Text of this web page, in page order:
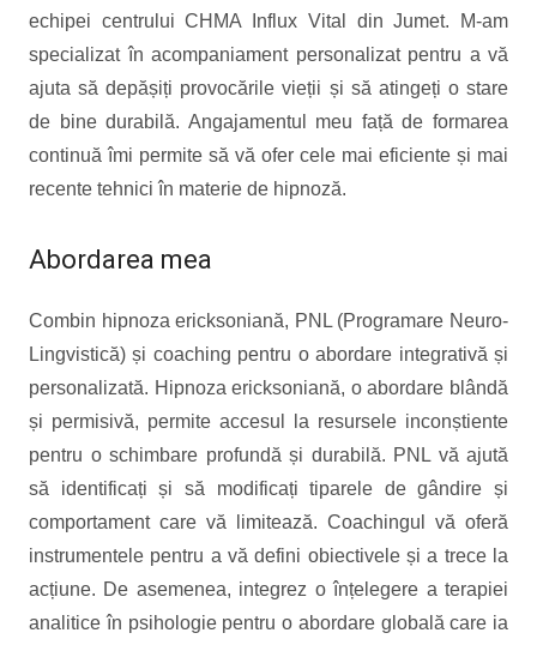
echipei centrului CHMA Influx Vital din Jumet. M-am
specializat în acompaniament personalizat pentru a vă
ajuta să depășiți provocările vieții și să atingeți o stare
de bine durabilă. Angajamentul meu față de formarea
continuă îmi permite să vă ofer cele mai eficiente și mai
recente tehnici în materie de hipnoză.
Abordarea mea
Combin hipnoza ericksoniană, PNL (Programare Neuro-
Lingvistică) și coaching pentru o abordare integrativă și
personalizată. Hipnoza ericksoniană, o abordare blândă
și permisivă, permite accesul la resursele inconștiente
pentru o schimbare profundă și durabilă. PNL vă ajută
să identificați și să modificați tiparele de gândire și
comportament care vă limitează. Coachingul vă oferă
instrumentele pentru a vă defini obiectivele și a trece la
acțiune. De asemenea, integrez o înțelegere a terapiei
analitice în psihologie pentru o abordare globală care ia